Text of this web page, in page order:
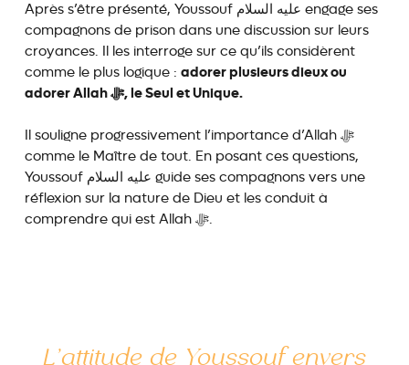
Après s’être présenté, Youssouf عليه السلام engage ses
compagnons de prison dans une discussion sur leurs
croyances. Il les interroge sur ce qu’ils considèrent
comme le plus logique : adorer plusieurs dieux ou
adorer Allah ﷻ, le Seul et Unique.
Il souligne progressivement l’importance d’Allah ﷻ
comme le Maître de tout. En posant ces questions,
Youssouf عليه السلام guide ses compagnons vers une
réflexion sur la nature de Dieu et les conduit à
comprendre qui est Allah ﷻ.
L’attitude de Youssouf envers